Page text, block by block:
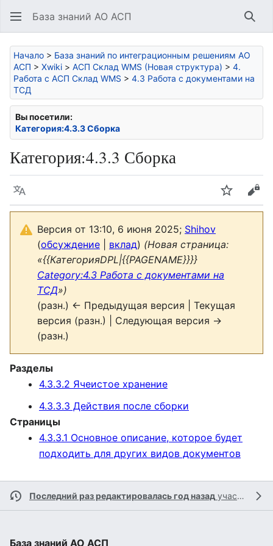
База знаний АО АСП
Начало > База знаний по интеграционным решениям АО
АСП > Xwiki > АСП Склад WMS (Новая структура) > 4.
Работа с АСП Склад WMS > 4.3 Работа с документами на
ТСД
Вы посетили:
Категория:4.3.3 Сборка
Категория:4.3.3 Сборка
Язык Следить
Версия от 13:10, 6 июня 2025; Shihov
(обсуждение вклад) (Новая страница:
«{{КатегорияDPL|{{PAGENAME}}}}
Category:4.3 Работа с документами на
ТСД»)
(разн.) ← Предыдущая версия | Текущая
версия (разн.) | Следующая версия →
(разн.)
Разделы
4.3.3.2 Ячеистое хранение
4.3.3.3 Действия после сборки
Страницы
4.3.3.1 Основное описание, которое будет
подходить для других видов документов
Последний раз редактировалась год назад участником
База знаний АО АСП